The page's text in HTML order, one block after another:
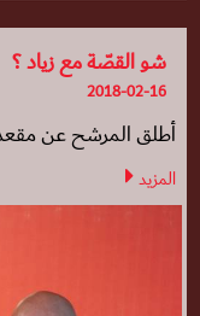
شو القصّة مع زياد ؟
2018-02-16
أطلق المرشح عن مقعد
المزيد